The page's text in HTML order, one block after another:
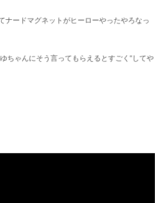
ナードマグネットがヒーローやったやろなっ
ちゃんにそう言ってもらえるとすごく“してや